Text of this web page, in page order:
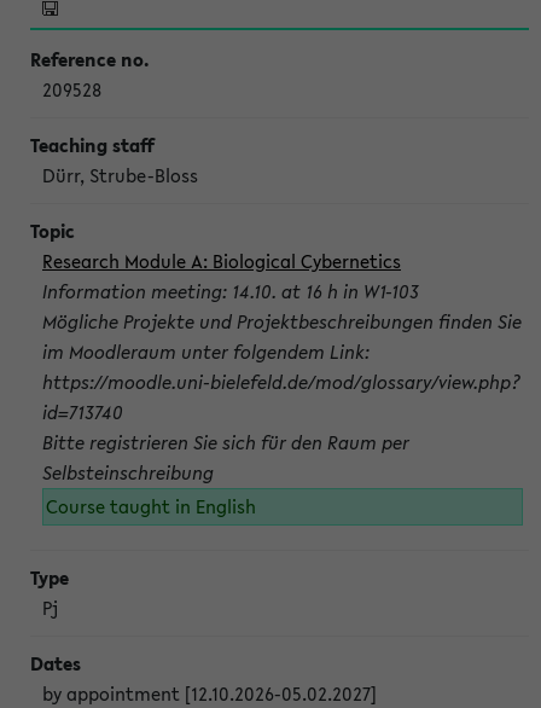
209528
Dürr, Strube-Bloss
Research Module A: Biological Cybernetics
Information meeting: 14.10. at 16 h in W1-103
Mögliche Projekte und Projektbeschreibungen finden Sie
im Moodleraum unter folgendem Link:
https://moodle.uni-bielefeld.de/mod/glossary/view.php?
id=713740
Bitte registrieren Sie sich für den Raum per
Selbsteinschreibung
Course taught in English
Pj
by appointment [12.10.2026-05.02.2027]